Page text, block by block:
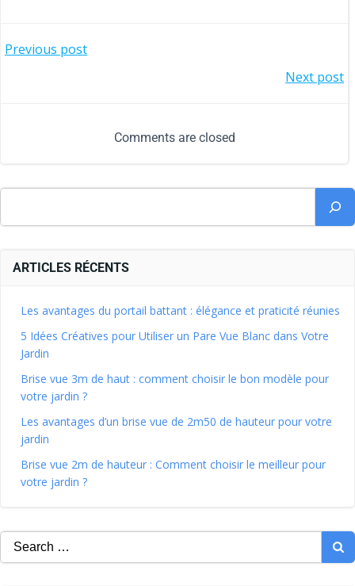
Previous post
Next post
Comments are closed
ARTICLES RÉCENTS
Les avantages du portail battant : élégance et praticité réunies
5 Idées Créatives pour Utiliser un Pare Vue Blanc dans Votre
Jardin
Brise vue 3m de haut : comment choisir le bon modèle pour
votre jardin ?
Les avantages d’un brise vue de 2m50 de hauteur pour votre
jardin
Brise vue 2m de hauteur : Comment choisir le meilleur pour
votre jardin ?